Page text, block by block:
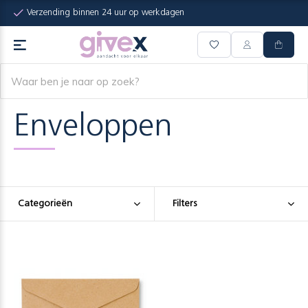
Verzending binnen 24 uur op werkdagen
Enveloppen
Categorieën Filters